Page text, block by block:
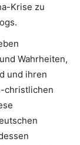
Krise zu
Wahrheiten,
und ihren
christlichen